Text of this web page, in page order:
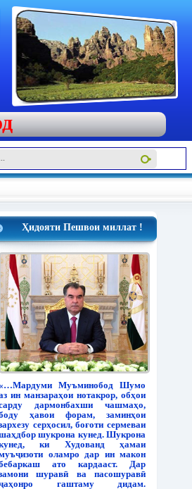
Ҳидояти Пешвои миллат !
Муъминобод Шумо
ин манзараҳои нотакрор, обҳои
дармонбахши чашмаҳо,
ҳавои форам, заминҳои
серҳосил, боғоти сермеваи
шукрона кунед. Шукрона
ки Худованд ҳамаи
оламро дар ин макон
ато кардааст. Дар
шуравӣ ва пасошуравӣ
гаштаму дидам.